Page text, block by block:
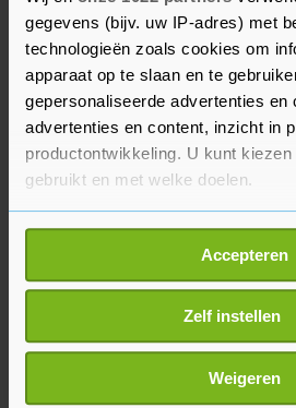
gegevens (bijv. uw IP-adres) met
technologieën zoals cookies om
apparaat op te slaan en te
gepersonaliseerde advertenties en
advertenties en content, inzicht in
productontwikkeling. U kunt
gebruikt en met welke doelen.
Als u het toestaat, willen we ook
Informatie verzamelen over
locatie, die tot een paar meter
Uw apparaat identificeren
scannen op specifieke
Lees meer over hoe uw
verwerkt en stel uw voorkeuren in
Accepteren
Zelf instellen
Weigeren
slotfase alsnog voor de 2-2.
In de toegift van maar liefst 7
beide elftallen meerdere
winnende treffer te maken.